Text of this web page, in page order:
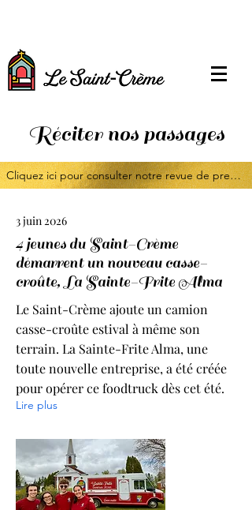
Réciter nos passages
Cliquez ici pour consulter notre revue de presse
3 juin 2026
4 jeunes du Saint-Crème
démarrent un nouveau casse-
croûte, La Sainte-Frite Alma
Le Saint-Crème ajoute un camion
casse-croûte estival à même son
terrain. La Sainte-Frite Alma, une
toute nouvelle entreprise, a été créée
pour opérer ce foodtruck dès cet été.
Lire plus